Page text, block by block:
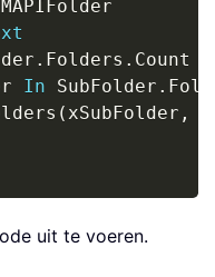
. Folders .
In SubFolder .
( xSubFolder ,
uit te voeren.